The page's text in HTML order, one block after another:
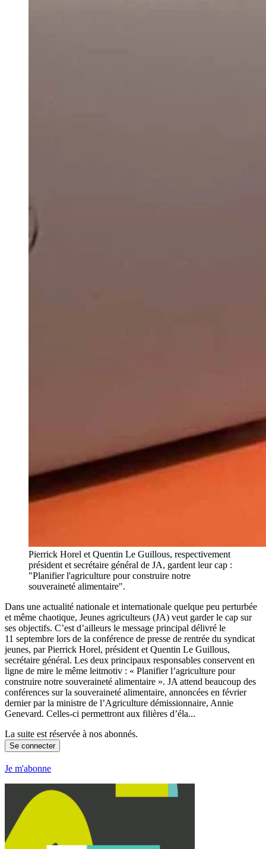
Pierrick Horel et Quentin Le Guillous, respectivement
président et secrétaire général de JA, gardent leur cap :
"Planifier l'agriculture pour construire notre
souveraineté alimentaire".
Dans une actualité nationale et internationale quelque peu perturbée
et même chaotique, Jeunes agriculteurs (JA) veut garder le cap sur
ses objectifs. C’est d’ailleurs le message principal délivré le
11 septembre lors de la conférence de presse de rentrée du syndicat
jeunes, par Pierrick Horel, président et Quentin Le Guillous,
secrétaire général. Les deux principaux responsables conservent en
ligne de mire le même leitmotiv : « Planifier l’agriculture pour
construire notre souveraineté alimentaire ». JA attend beaucoup des
conférences sur la souveraineté alimentaire, annoncées en février
dernier par la ministre de l’Agriculture démissionnaire, Annie
Genevard. Celles-ci permettront aux filières d’éla...
La suite est réservée à nos abonnés.
Se connecter
Je m'abonne